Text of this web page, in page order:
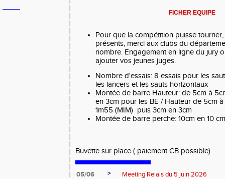
FICHER EQUIPE
Pour que la compétition puisse
présents, merci aux clubs du
nombre. Engagement en ligne du jury
ajouter vos jeunes juges.
Nombre d'essais: 8 essais pour les
les lancers et les sauts horizontaux
Montée de barre Hauteur: de 5cm à
en 3cm pour les BE / Hauteur de 5cm
1m55 (MIM) puis 3cm en 3cm
Montée de barre perche: 10cm en 10 cm
Buvette sur place ( paiement CB possible)
05/06 >
Meeting Relais du 5 juin 2026